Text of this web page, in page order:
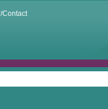
Contact